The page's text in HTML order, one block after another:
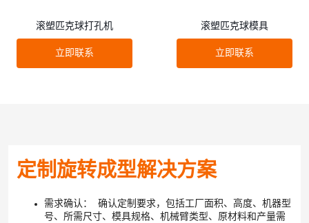
滚塑匹克球打孔机
立即联系
滚塑匹克球模具
立即联系
定制旋转成型解决方案
需求确认： 确认定制要求，包括工厂面积、高度、机器型
号、所需尺寸、模具规格、机械臂类型、原材料和产量需